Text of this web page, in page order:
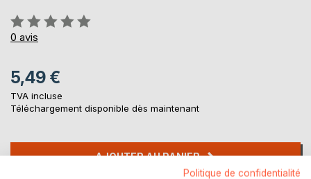
Évaluation:
0%
0 avis
5,49 €
TVA incluse
Téléchargement disponible dès maintenant
AJOUTER AU PANIER
Politique de confidentialité